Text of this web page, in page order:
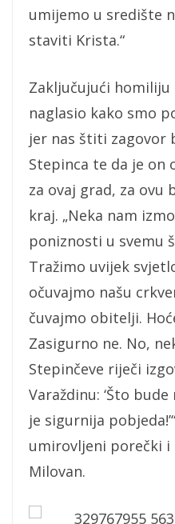
umijemo u središte
staviti Krista.“
Zaključujući
naglasio kako smo
jer nas štiti zagovor
Stepinca te da je on
za ovaj grad, za ovu
kraj. „Neka nam
poniznosti u svemu
Tražimo uvijek
očuvajmo našu
čuvajmo obitelji.
Zasigurno ne. No,
Stepinčeve riječi
Varaždinu: ‘Što
je sigurnija
umirovljeni porečki i
Milovan.